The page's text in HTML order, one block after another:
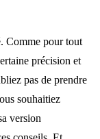
Comme pour tout
précision et
pas de prendre
souhaitiez
version